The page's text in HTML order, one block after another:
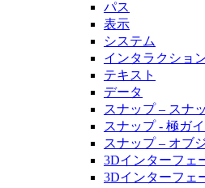
パス
表示
システム
インタラクショ
テキスト
データ
スナップ – スナ
スナップ - 極ガ
スナップ – オブ
3Dインターフェ
3Dインターフェ